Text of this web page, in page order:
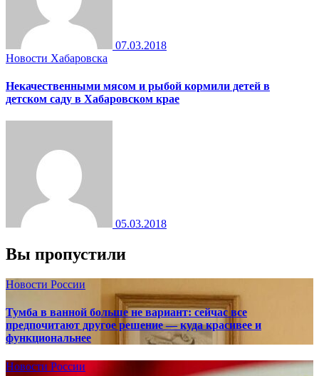
07.03.2018
Новости Хабаровска
Некачественными мясом и рыбой кормили детей в
детском саду в Хабаровском крае
05.03.2018
Вы пропустили
Новости России
Тумба в ванной больше не вариант: сейчас все
предпочитают другое решение — куда красивее и
функциональнее
Новости России